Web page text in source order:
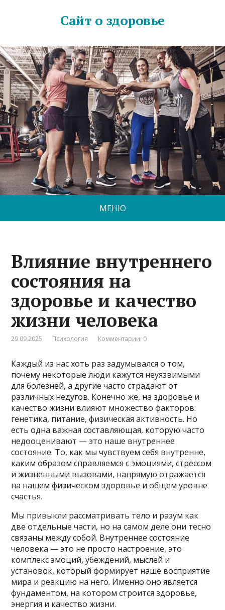
Сайт о здоровье
МЕНЮ
Влияние внутреннего
состояния на
здоровье и качество
жизни человека
29.09.2025 Психология Комментарии: 0
Каждый из нас хоть раз задумывался о том,
почему некоторые люди кажутся неуязвимыми
для болезней, а другие часто страдают от
различных недугов. Конечно же, на здоровье и
качество жизни влияют множество факторов:
генетика, питание, физическая активность. Но
есть одна важная составляющая, которую часто
недооценивают — это наше внутреннее
состояние. То, как мы чувствуем себя внутренне,
каким образом справляемся с эмоциями, стрессом
и жизненными вызовами, напрямую отражается
на нашем физическом здоровье и общем уровне
счастья.
Мы привыкли рассматривать тело и разум как
две отдельные части, но на самом деле они тесно
связаны между собой. Внутреннее состояние
человека — это не просто настроение, это
комплекс эмоций, убеждений, мыслей и
установок, который формирует наше восприятие
мира и реакцию на него. Именно оно является
фундаментом, на котором строится здоровье,
энергия и качество жизни.